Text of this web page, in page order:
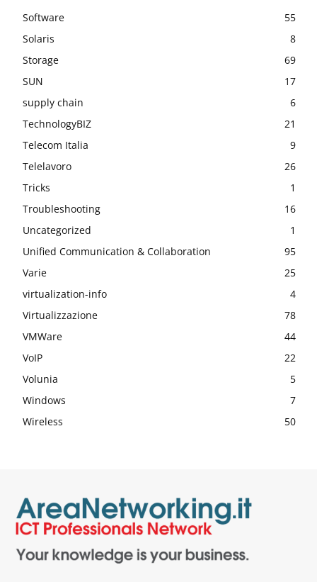
Software
55
Solaris
8
Storage
69
SUN
17
supply chain
6
TechnologyBIZ
21
Telecom Italia
9
Telelavoro
26
Tricks
1
Troubleshooting
16
Uncategorized
1
Unified Communication & Collaboration
95
Varie
25
virtualization-info
4
Virtualizzazione
78
VMWare
44
VoIP
22
Volunia
5
Windows
7
Wireless
50